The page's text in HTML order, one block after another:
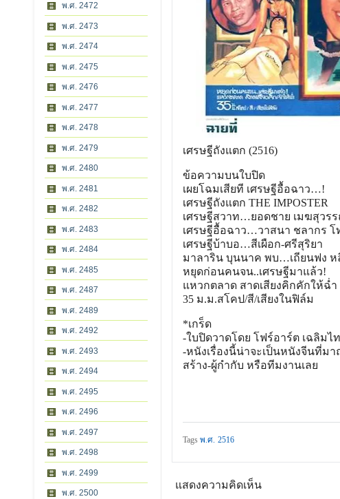
พ.ศ. 2472
พ.ศ. 2473
พ.ศ. 2474
พ.ศ. 2475
พ.ศ. 2476
พ.ศ. 2477
พ.ศ. 2478
พ.ศ. 2479
พ.ศ. 2480
พ.ศ. 2481
พ.ศ. 2482
พ.ศ. 2483
พ.ศ. 2484
พ.ศ. 2485
พ.ศ. 2487
พ.ศ. 2489
พ.ศ. 2492
พ.ศ. 2493
พ.ศ. 2494
พ.ศ. 2495
พ.ศ. 2496
พ.ศ. 2497
พ.ศ. 2498
พ.ศ. 2499
พ.ศ. 2500
เศรษฐีถังแตก (2516)
ข้อความบนใบปิด
เผยโฉมเสียที เศรษฐีอื้อฉาว…!
เศรษฐีถังแตก THE IMPOSTER
เศรษฐีสวาท…ยอดชาย เมฆสุวร
เศรษฐีอื้อฉาว…วาสนา ชลากร
เศรษฐีบ้าบอ…สีเผือก-ศรีสุริยา
มาลาริน บุนนาค พบ…เถียนฟง
หยุดก่อนคนจน..เศรษฐีมาแล้ว!
แหวกตลาด สาดเสียงคิกคักให้ฉ่ำ
35 ม.ม.สโคป/สี/เสียงในฟิล์ม
*เกร็ด
-ใบปิดวาดโดย โฟร์อาร์ต เฉลิมไ
-หนังเรื่องนี้น่าจะเป็นหนังจีนที่มา
สร้าง-ผู้กำกับ หรือทีมงานเลย
Tagsพ.ศ. 2516
แสดงความคิดเห็น